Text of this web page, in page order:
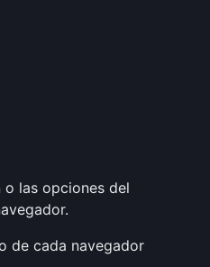
las opciones del
de cada navegador